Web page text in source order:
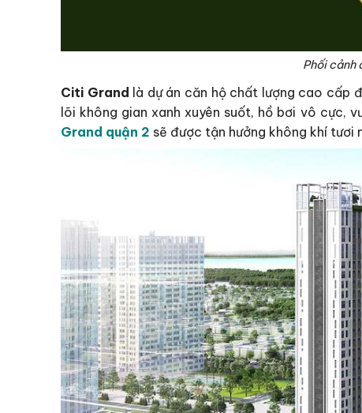
Phối cảnh
Citi Grand là dự án căn hộ chất lượng cao cấp
lõi không gian xanh xuyên suốt, hồ bơi vô cực,
Grand quận 2 sẽ được tận hưởng không khí